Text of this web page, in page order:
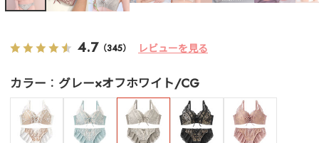
4.7 （345） レビューを見る
カラー グレー×オフホワイト/CG